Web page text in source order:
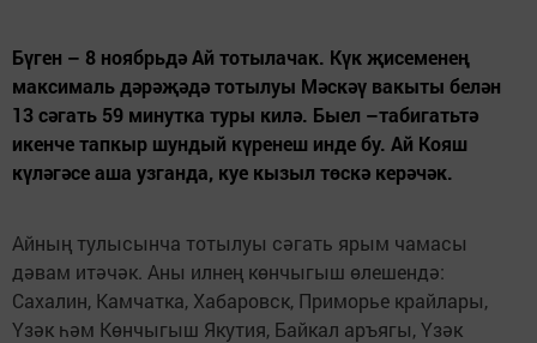
Бүген – 8 ноябрьдә Ай тотылачак. Күк җисеменең
максималь дәрәҗәдә тотылуы Мәскәү вакыты белән
13 сәгать 59 минутка туры килә. Быел –табигатьтә
икенче тапкыр шундый күренеш инде бу. Ай Кояш
күләгәсе аша узганда, куе кызыл төскә керәчәк.
Айның тулысынча тотылуы сәгать ярым чамасы
дәвам итәчәк. Аны илнең көнчыгыш өлешендә:
Сахалин, Камчатка, Хабаровск, Приморье крайлары,
Үзәк һәм Көнчыгыш Якутия, Байкал аръягы, Үзәк